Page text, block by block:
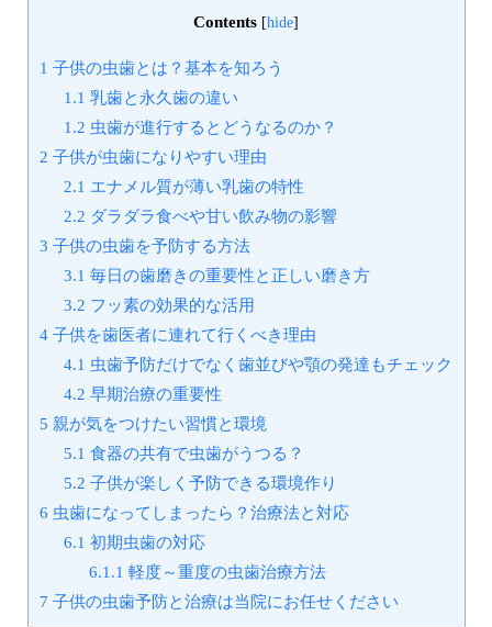
Contents [hide]
1 子供の虫歯とは？基本を知ろう
1.1 乳歯と永久歯の違い
1.2 虫歯が進行するとどうなるのか？
2 子供が虫歯になりやすい理由
2.1 エナメル質が薄い乳歯の特性
2.2 ダラダラ食べや甘い飲み物の影響
3 子供の虫歯を予防する方法
3.1 毎日の歯磨きの重要性と正しい磨き方
3.2 フッ素の効果的な活用
4子供を歯医者に連れて行くべき理由
4.1 虫歯予防だけでなく歯並びや顎の発達もチェック
4.2 早期治療の重要性
5 親が気をつけたい習慣と環境
5.1 食器の共有で虫歯がうつる？
5.2 子供が楽しく予防できる環境作り
6 虫歯になってしまったら？治療法と対応
6.1 初期虫歯の対応
6.1.1 軽度～重度の虫歯治療方法
7 子供の虫歯予防と治療は当院にお任せください